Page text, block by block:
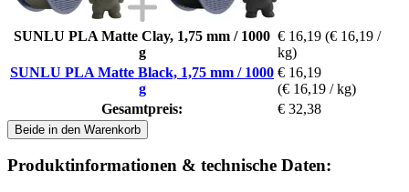
SUNLU PLA Matte Clay, 1,75 mm / 1000
g
€ 16,19 (€ 16,19 /
kg)
SUNLU PLA Matte Black, 1,75 mm / 1000
g
€ 16,19
(€ 16,19 / kg)
Gesamtpreis:
€ 32,38
Beide in den Warenkorb
Produktinformationen & technische Daten: